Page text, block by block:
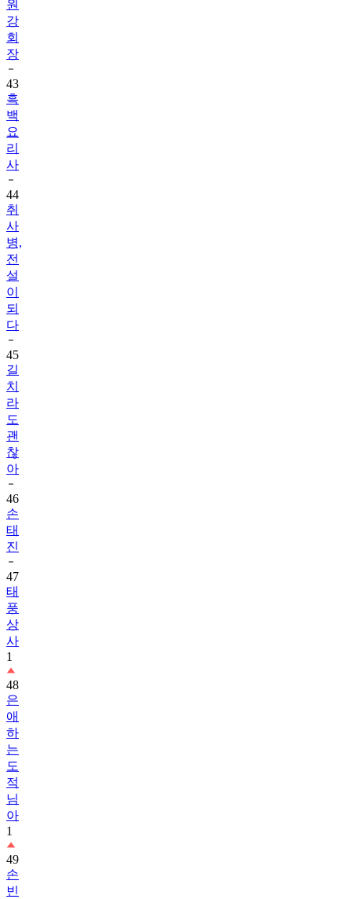
회
장
43
흑
백
요
리
사
44
취
사
병,
전
설
이
되
다
45
길
치
라
도
괜
찮
아
46
손
태
진
47
태
풍
상
사
1
48
은
애
하
는
도
적
님
아
1
49
손
빈
아
1